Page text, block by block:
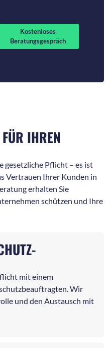
Kostenloses
Beratungsgespräch
IHREN
gesetzliche Pflicht – es ist
Vertrauen Ihrer Kunden in
erhalten Sie
schützen und Ihre
mit einem
Wir
und den Austausch mit